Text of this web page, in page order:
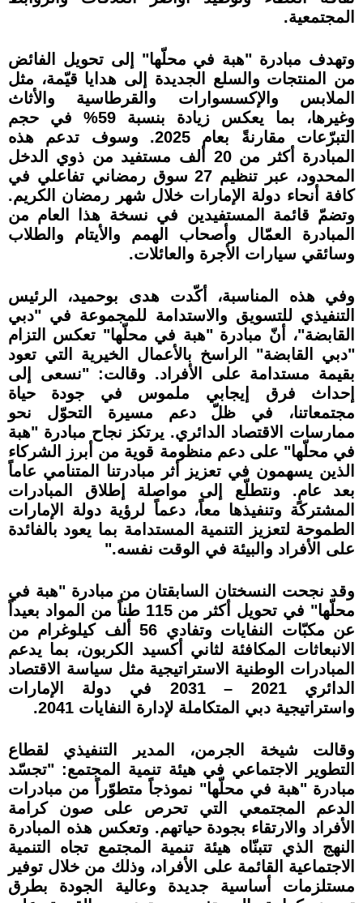
المجتمعية.
وتهدف مبادرة "هبة في محلّها" إلى تحويل الفائض
من المنتجات والسلع الجديدة إلى هدايا قيّمة، مثل
الملابس والإكسسوارات والقرطاسية والأثاث
وغيرها، بما يعكس زيادة بنسبة 59% في حجم
التبرّعات مقارنةً بعام 2025. وسوف تدعم هذه
المبادرة أكثر من 20 ألف مستفيد من ذوي الدخل
المحدود، عبر تنظيم 27 سوق رمضاني تفاعلي في
كافة أنحاء دولة الإمارات خلال شهر رمضان الكريم.
وتضمّ قائمة المستفيدين في نسخة هذا العام من
المبادرة العمّال وأصحاب الهمم والأيتام والطلاب
وسائقي سيارات الأجرة والعائلات.
وفي هذه المناسبة، أكّدت هدى بوحميد، الرئيس
التنفيذي للتسويق والاستدامة للمجموعة في "دبي
القابضة"، أنّ مبادرة "هبة في محلّها" تعكس التزام
"دبي القابضة" الراسخ بالأعمال الخيرية التي تعود
بقيمة مستدامة على الأفراد. وقالت: "نسعى إلى
إحداث فرق إيجابي ملموس في جودة حياة
مجتمعاتنا، في ظلّ دعم مسيرة التحوّل نحو
ممارسات الاقتصاد الدائري. يرتكز نجاح مبادرة "هبة
في محلّها" على دعم منظومة قوية من أبرز الشركاء
الذين يسهمون في تعزيز أثر مبادرتنا المتنامي عاماً
بعد عامٍ. ونتطلّع إلى مواصلة إطلاق المبادرات
المشتركة وتنفيذها معاً، دعماً لرؤية دولة الإمارات
الطموحة لتعزيز التنمية المستدامة بما يعود بالفائدة
على الأفراد والبيئة في الوقت نفسه."
وقد نجحت النسختان السابقتان من مبادرة "هبة في
محلّها" في تحويل أكثر من 115 طناً من المواد بعيداً
عن مكبّات النفايات وتفادي 56 ألف كيلوغرام من
الانبعاثات المكافئة لثاني أكسيد الكربون، بما يدعم
المبادرات الوطنية الاستراتيجية مثل سياسة الاقتصاد
الدائري 2021 – 2031 في دولة الإمارات
واستراتيجية دبي المتكاملة لإدارة النفايات 2041.
وقالت شيخة الجرمن، المدير التنفيذي لقطاع
التطوير الاجتماعي في هيئة تنمية المجتمع: "تجسّد
مبادرة "هبة في محلّها" نموذجاً متطوّراً من مبادرات
الدعم المجتمعي التي تحرص على صون كرامة
الأفراد والارتقاء بجودة حياتهم. وتعكس هذه المبادرة
النهج الذي تتبنّاه هيئة تنمية المجتمع تجاه التنمية
الاجتماعية القائمة على الأفراد، وذلك من خلال توفير
مستلزمات أساسية جديدة وعالية الجودة بطرق